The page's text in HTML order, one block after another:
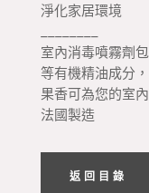
淨化家居環境
室內消毒噴霧劑
等有機精油成分
果香可為您的室
法國製造
返回目錄